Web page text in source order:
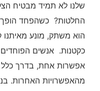
שלנו לא תמיד מבטיח
החלטות? כשהפחד הופך
הוא משתק, מונע מאיתנו
כקטנות. אנשים
אפשרות אחת, בדרך כלל
מהאפשרויות האחרות.